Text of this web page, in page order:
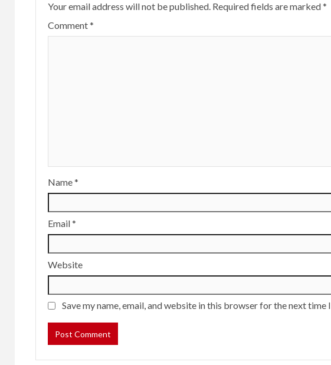
Your email address will not be published. Required fields are marked*
Comment*
Name*
Email*
Website
Save my name, email, and website in this browser for the next time